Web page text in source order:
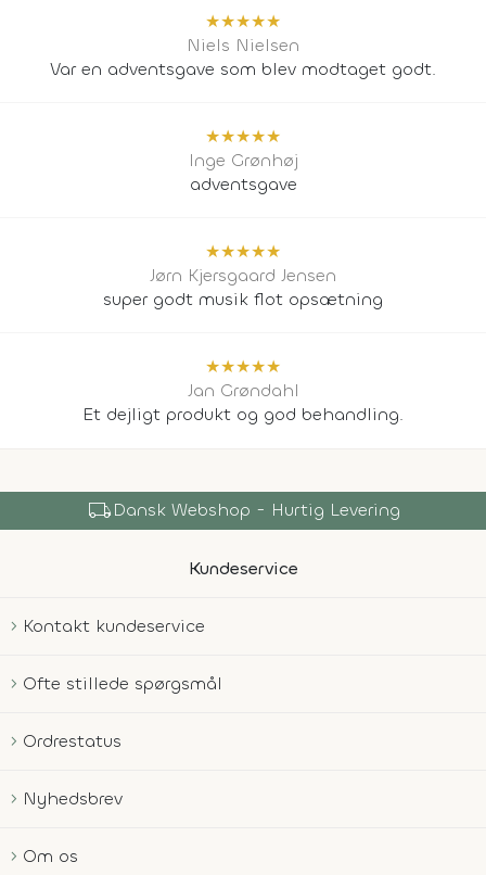
★★★★★
Niels Nielsen
Var en adventsgave som blev modtaget godt.
★★★★★
Inge Grønhøj
adventsgave
★★★★★
Jørn Kjersgaard Jensen
super godt musik flot opsætning
★★★★★
Jan Grøndahl
Et dejligt produkt og god behandling.
local_shippingDansk Webshop - Hurtig Levering
Kundeservice
Kontakt kundeservice
Ofte stillede spørgsmål
Ordrestatus
Nyhedsbrev
Om os